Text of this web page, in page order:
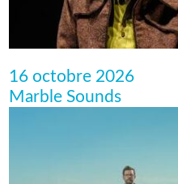
16 octobre 2026
Marble Sounds